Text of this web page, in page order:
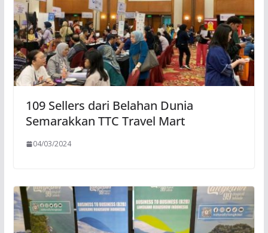
109 Sellers dari Belahan Dunia
Semarakkan TTC Travel Mart
04/03/2024